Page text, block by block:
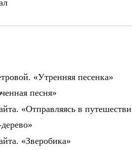
«Утренняя песенка»
песня»
«Отправляясь в
«Зверобика»